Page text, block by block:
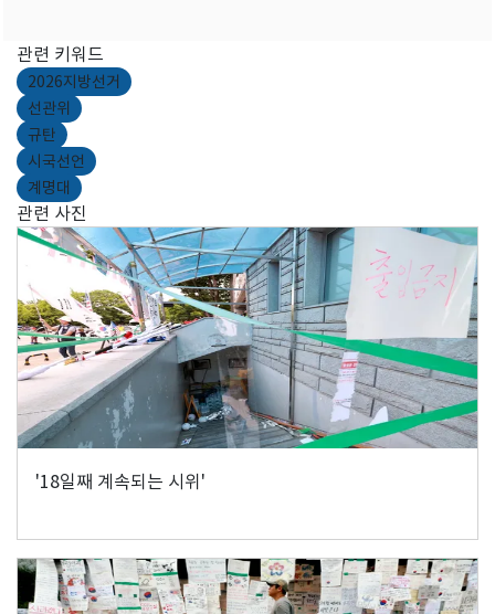
관련 키워드
2026지방선거
선관위
규탄
시국선언
계명대
관련 사진
'18일째 계속되는 시위'